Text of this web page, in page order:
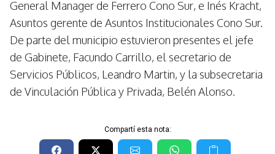
General Manager de Ferrero Cono Sur, e Inés Kracht,
Asuntos gerente de Asuntos Institucionales Cono Sur.
De parte del municipio estuvieron presentes el jefe
de Gabinete, Facundo Carrillo, el secretario de
Servicios Públicos, Leandro Martin, y la subsecretaria
de Vinculación Pública y Privada, Belén Alonso.
Compartí esta nota: